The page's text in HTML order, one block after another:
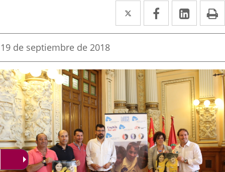
Twitter
Enlace
a
aplicación
externa.
Facebook
Enlace
a
aplicación
externa.
Enlace
a
Fecha
la
noticia
19 de septiembre de 2018